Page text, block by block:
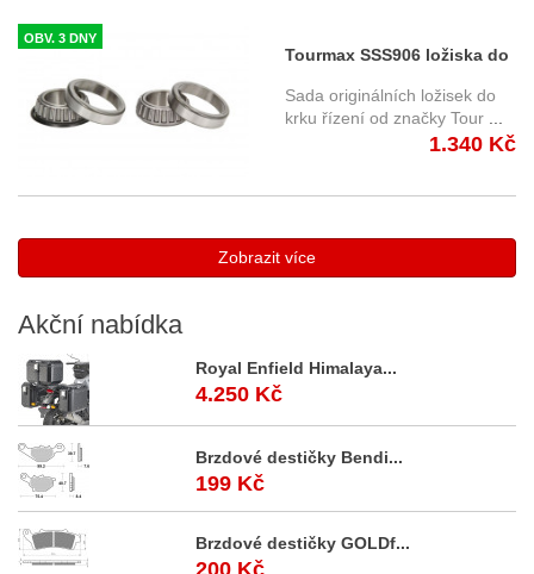
OBV. 3 DNY
Tourmax SSS906 ložiska do
krku řízení
Sada originálních ložisek do
krku řízení od značky Tour
1.340 Kč
Zobrazit více
Akční nabídka
Royal Enfield Himalaya...
4.250 Kč
Brzdové destičky Bendi...
199 Kč
Brzdové destičky GOLDf...
200 Kč